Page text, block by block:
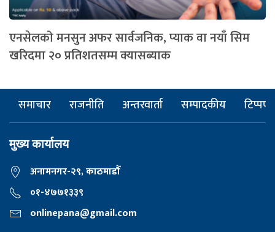
एनसेलको मनसुन अफर सार्वजनिक, प्याक वा नयाँ सिम
खरिदमा २० प्रतिशतसम्म क्यासब्याक
समाचार राजनीति अन्तरवार्ता सम्पादकीय टिप्पणी
मुख्य कार्यालय
अनामनगर-२९, काठमाडाैँ
०१-४७७१३३९
onlinepana@gmail.com